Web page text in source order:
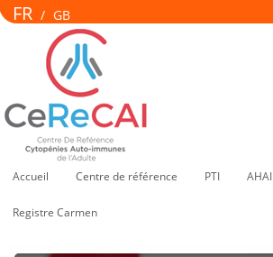
FR / GB
Accueil Centre de référence PTI AHAI
Registre Carmen